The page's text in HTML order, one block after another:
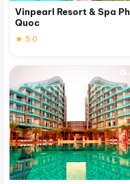
Vinpearl Resort & Spa
Quoc
★ 5.0